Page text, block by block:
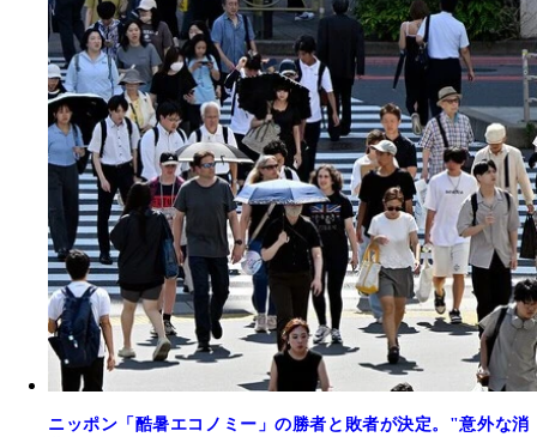
ニッポン「酷暑エコノミー」の勝者と敗者が決定。"意外な消